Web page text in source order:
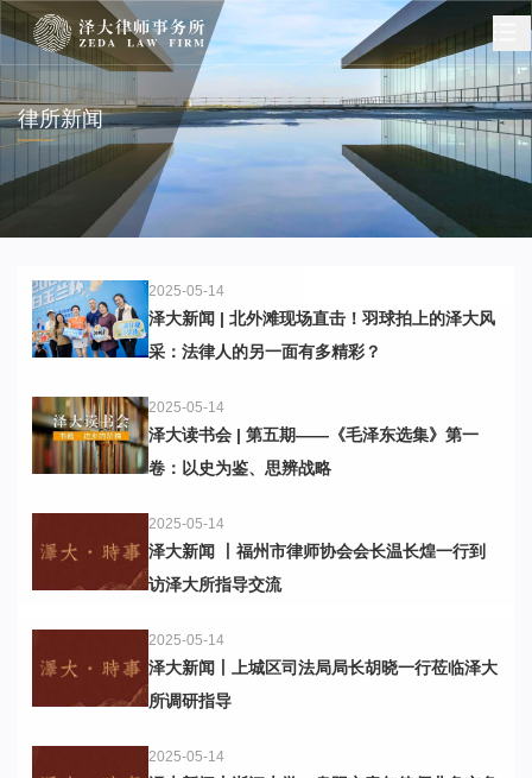
律所新闻
2025-05-14
泽大新闻 | 北外滩现场直击！羽球拍上的泽大风
采：法律人的另一面有多精彩？
2025-05-14
泽大读书会 | 第五期——《毛泽东选集》第一
卷：以史为鉴、思辨战略
2025-05-14
泽大新闻 丨福州市律师协会会长温长煌一行到
访泽大所指导交流
2025-05-14
泽大新闻丨上城区司法局局长胡晓一行莅临泽大
所调研指导
2025-05-14